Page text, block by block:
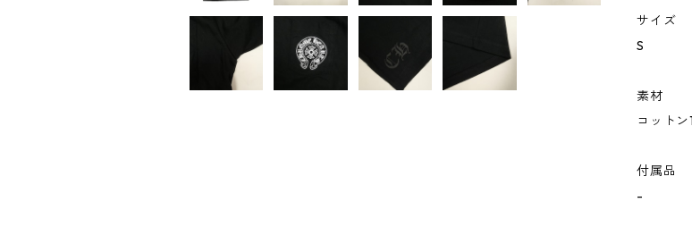
サイズ
S
素材
コット
付属品
-